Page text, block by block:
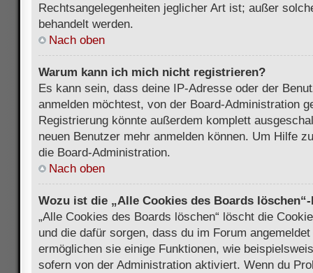
Rechtsangelegenheiten jeglicher Art ist; außer
behandelt werden.
Nach oben
Warum kann ich mich nicht registrieren?
Es kann sein, dass deine IP-Adresse oder der
anmelden möchtest, von der Board-Administration
Registrierung könnte außerdem komplett
neuen Benutzer mehr anmelden können. Um Hilfe
die Board-Administration.
Nach oben
Wozu ist die „Alle Cookies des Boards
„Alle Cookies des Boards löschen“ löscht die
und die dafür sorgen, dass du im Forum
ermöglichen sie einige Funktionen, wie
sofern von der Administration aktiviert. Wenn du